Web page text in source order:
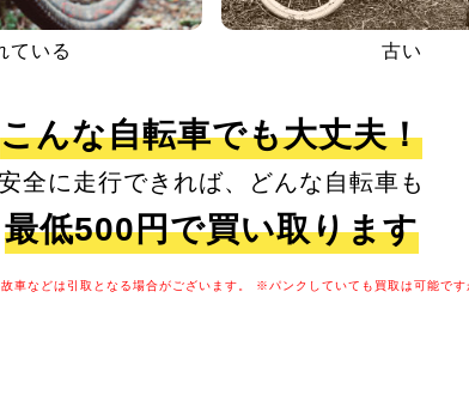
ている 古い
こんな自転車でも大丈夫！
全に走行できれば、どんな自転車も
最低500円で買い取ります
車などは引取となる場合がございます。 ※パンクしていても買取は可能です